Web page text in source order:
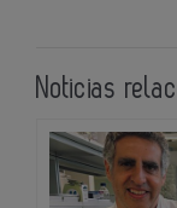
Noticias